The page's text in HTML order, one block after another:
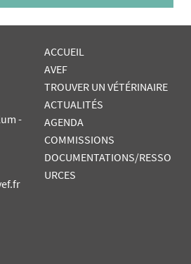
-
ACCUEIL
AVEF
TROUVER UN VÉTÉRINAIRE
ACTUALITÉS
AGENDA
COMMISSIONS
DOCUMENTATIONS/RESSO
URCES